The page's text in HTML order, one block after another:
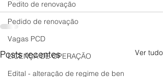
Pedito de renovação
Pedido de renovação
Vagas PCD
LICENÇA DE OPERAÇÃO
Edital - alteração de regime de ben
Posts recentes Ver tudo